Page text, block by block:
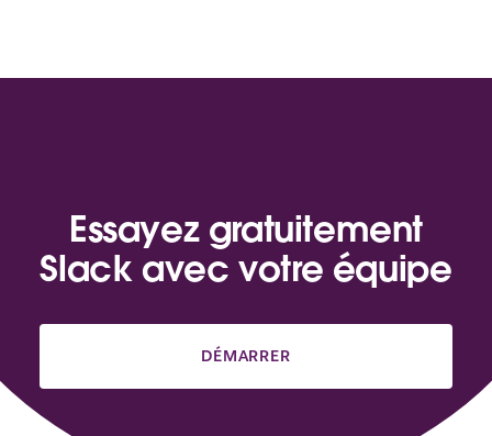
Essayez gratuitement
Slack avec votre équipe
DÉMARRER